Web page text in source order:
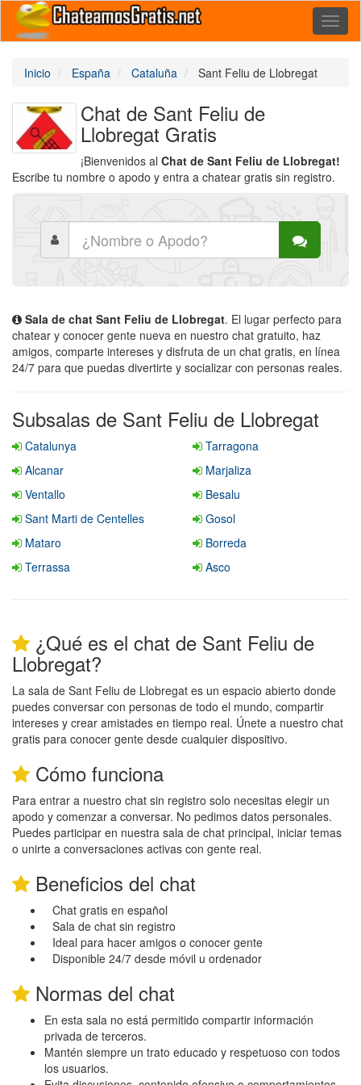
Inicio España Cataluña Sant Feliu de Llobregat
Chat de Sant Feliu de
Llobregat Gratis
¡Bienvenidos al Chat de Sant Feliu de Llobregat!
Escribe tu nombre o apodo y entra a chatear gratis sin registro.
Sala de chat Sant Feliu de Llobregat. El lugar perfecto para
chatear y conocer gente nueva en nuestro chat gratuito, haz
amigos, comparte intereses y disfruta de un chat gratis, en línea
24/7 para que puedas divertirte y socializar con personas reales.
Subsalas de Sant Feliu de Llobregat
Catalunya
Tarragona
Alcanar
Marjaliza
Ventallo
Besalu
Sant Marti de Centelles
Gosol
Mataro
Borreda
Terrassa
Asco
¿Qué es el chat de Sant Feliu de
Llobregat?
La sala de Sant Feliu de Llobregat es un espacio abierto donde
puedes conversar con personas de todo el mundo, compartir
intereses y crear amistades en tiempo real. Únete a nuestro chat
gratis para conocer gente desde cualquier dispositivo.
Cómo funciona
Para entrar a nuestro chat sin registro solo necesitas elegir un
apodo y comenzar a conversar. No pedimos datos personales.
Puedes participar en nuestra sala de chat principal, iniciar temas
o unirte a conversaciones activas con gente real.
Beneficios del chat
Chat gratis en español
Sala de chat sin registro
Ideal para hacer amigos o conocer gente
Disponible 24/7 desde móvil u ordenador
Normas del chat
En esta sala no está permitido compartir información
privada de terceros.
Mantén siempre un trato educado y respetuoso con todos
los usuarios.